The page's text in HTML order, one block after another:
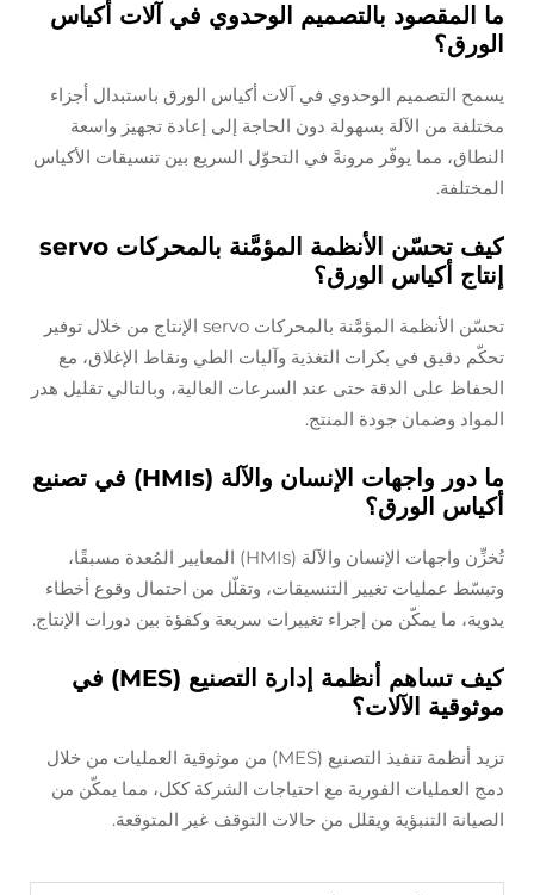
ما المقصود بالتصميم الوحدوي في آلات أكياس
الورق؟
يسمح التصميم الوحدوي في آلات أكياس الورق باستبدال أجزاء
مختلفة من الآلة بسهولة دون الحاجة إلى إعادة تجهيز واسعة
النطاق، مما يوفّر مرونةً في التحوّل السريع بين تنسيقات الأكياس
المختلفة.
كيف تحسّن الأنظمة المؤمَّنة بالمحركات servo
إنتاج أكياس الورق؟
تحسّن الأنظمة المؤمَّنة بالمحركات servo الإنتاج من خلال توفير
تحكّم دقيق في بكرات التغذية وآليات الطي ونقاط الإغلاق، مع
الحفاظ على الدقة حتى عند السرعات العالية، وبالتالي تقليل هدر
المواد وضمان جودة المنتج.
ما دور واجهات الإنسان والآلة (HMIs) في تصنيع
أكياس الورق؟
تُخزِّن واجهات الإنسان والآلة (HMIs) المعايير المُعدة مسبقًا،
وتبسّط عمليات تغيير التنسيقات، وتقلّل من احتمال وقوع أخطاء
يدوية، ما يمكّن من إجراء تغييرات سريعة وكفؤة بين دورات الإنتاج.
كيف تساهم أنظمة إدارة التصنيع (MES) في
موثوقية الآلات؟
تزيد أنظمة تنفيذ التصنيع (MES) من موثوقية العمليات من خلال
دمج العمليات الفورية مع احتياجات الشركة ككل، مما يمكّن من
الصيانة التنبؤية ويقلل من حالات التوقف غير المتوقعة.